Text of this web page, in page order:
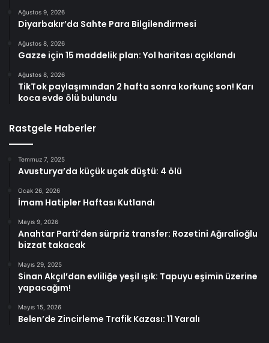
Ağustos 9, 2026
Diyarbakır’da Sahte Para Bilgilendirmesi
Ağustos 8, 2026
Gazze için 15 maddelik plan: Yol haritası açıklandı
Ağustos 8, 2026
TikTok paylaşımından 2 hafta sonra korkunç son! Karı
koca evde ölü bulundu
Rastgele Haberler
Temmuz 7, 2025
Avusturya’da küçük uçak düştü: 4 ölü
Ocak 26, 2026
İmam Hatipler Haftası Kutlandı
Mayıs 9, 2026
Anahtar Parti’den sürpriz transfer: Rozetini Ağıralioğlu
bizzat takacak
Mayıs 29, 2025
Sinan Akçıl’dan evliliğe yeşil ışık: Tapuyu eşimin üzerine
yapacağım!
Mayıs 15, 2026
Belen’de Zincirleme Trafik Kazası: 11 Yaralı